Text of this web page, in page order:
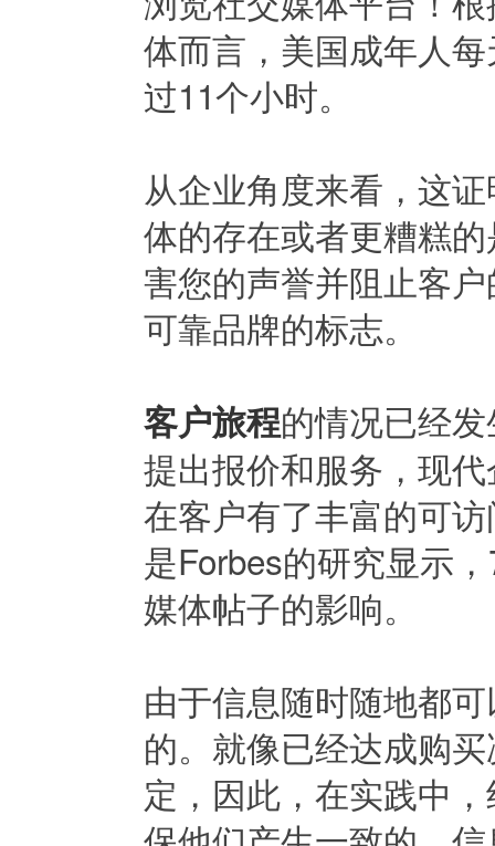
体而言，美国成年人
过11个小时。
从企业角度来看，这
体的存在或者更糟糕
害您的声誉并阻止客
可靠品牌的标志。
客户旅程的情况已经
提出报价和服务，现
在客户有了丰富的可
是Forbes的研究显示
媒体帖子的影响。
由于信息随时随地都
的。就像已经达成购
定，因此，在实践中